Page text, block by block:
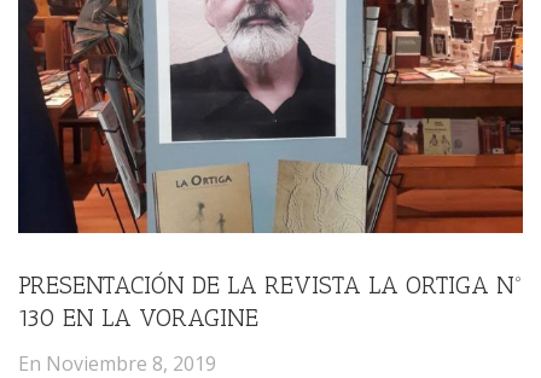
PRESENTACIÓN DE LA REVISTA LA ORTIGA Nº
130 EN LA VORAGINE
En Noviembre 8, 2019